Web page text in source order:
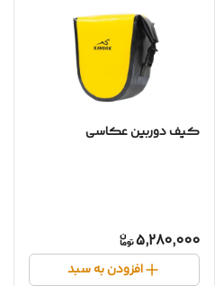
کیف دوربین عکاسی
5,280,000
افزودن به سبد